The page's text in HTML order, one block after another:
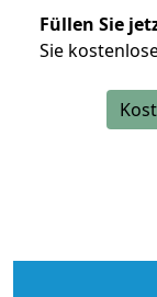
Füllen Sie
Sie